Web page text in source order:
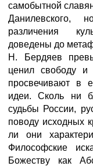
самобытной
Данилевского,
различения
доведены до
Н. Бердяев
ценил свободу и
просвечивают в
идеи. Сколь ни
судьбы России,
поводу исходных
ли они
Философские
Божеству как